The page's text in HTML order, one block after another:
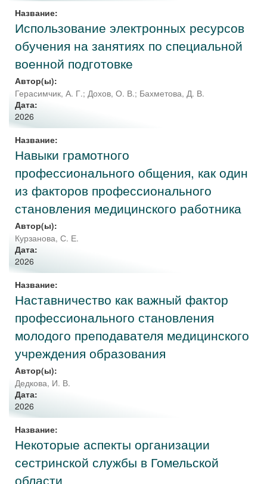
Название:
Использование электронных ресурсов
обучения на занятиях по специальной
военной подготовке
Автор(ы):
Герасимчик, А. Г.; Дохов, О. В.; Бахметова, Д. В.
Дата:
2026
Название:
Навыки грамотного
профессионального общения, как один
из факторов профессионального
становления медицинского работника
Автор(ы):
Курзанова, С. Е.
Дата:
2026
Название:
Наставничество как важный фактор
профессионального становления
молодого преподавателя медицинского
учреждения образования
Автор(ы):
Дедкова, И. В.
Дата:
2026
Название:
Некоторые аспекты организации
сестринской службы в Гомельской
области